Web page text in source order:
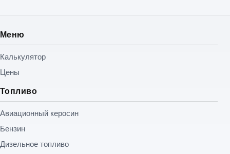
Читать
Меню
Калькулятор
Цены
Топливо
Авиационный керосин
Бензин
Дизельное топливо